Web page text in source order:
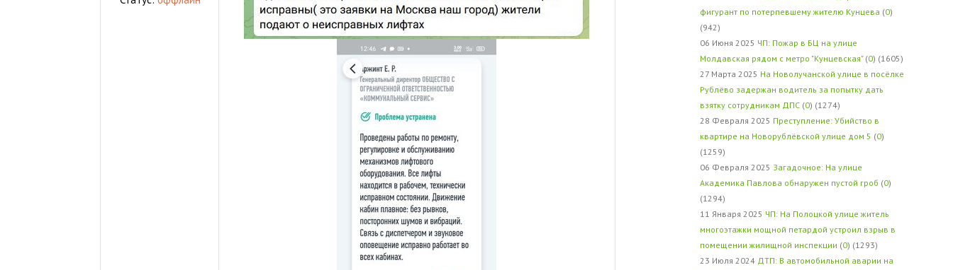
фигурант по потерпевшему жителю Кунцева (0)
(942)
06 Июня 2025 ЧП: Пожар в БЦ на улице
Молдавская рядом с метро "Кунцевская" (0) (1605)
27 Марта 2025 На Новолучанской улице в посёлке
Рублёво задержан водитель за попытку дать
взятку сотрудникам ДПС (0) (1274)
28 Февраля 2025 Преступление: Убийство в
квартире на Новорублёвской улице дом 5 (0)
(1259)
06 Февраля 2025 Загадочное: На улице
Академика Павлова обнаружен пустой гроб (0)
(1294)
11 Января 2025 ЧП: На Полоцкой улице житель
многоэтажки мощной петардой устроил взрыв в
помещении жилищной инспекции (0) (1293)
23 Июля 2024 ДТП: В автомобильной аварии на